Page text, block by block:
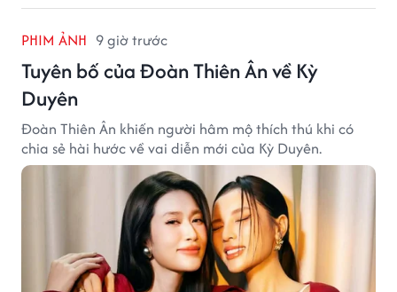
PHIM ẢNH 9 giờ trước
Tuyên bố của Đoàn Thiên Ân về Kỳ
Duyên
Đoàn Thiên Ân khiến người hâm mộ thích thú khi có
chia sẻ hài hước về vai diễn mới của Kỳ Duyên.